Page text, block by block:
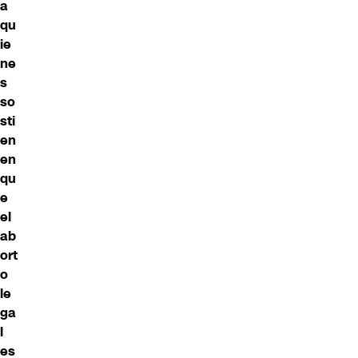
a
qu
ie
ne
s
so
sti
en
en
qu
e
el
ab
ort
o
le
ga
l
es